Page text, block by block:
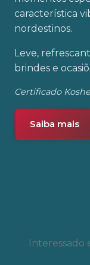
característica
nordestinos.
Leve,
brindes e
Certificado
Saiba mais